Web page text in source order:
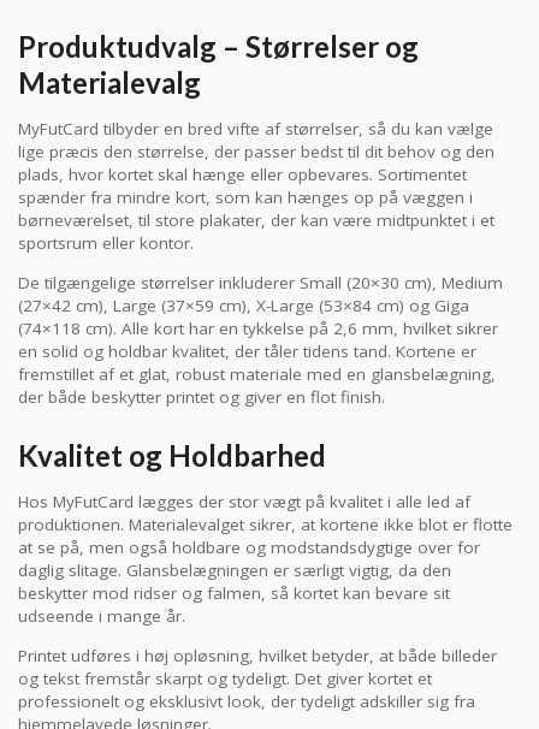
Produktudvalg – Størrelser og
Materialevalg
MyFutCard tilbyder en bred vifte af størrelser, så du kan vælge
lige præcis den størrelse, der passer bedst til dit behov og den
plads, hvor kortet skal hænge eller opbevares. Sortimentet
spænder fra mindre kort, som kan hænges op på væggen i
børneværelset, til store plakater, der kan være midtpunktet i et
sportsrum eller kontor.
De tilgængelige størrelser inkluderer Small (20×30 cm), Medium
(27×42 cm), Large (37×59 cm), X-Large (53×84 cm) og Giga
(74×118 cm). Alle kort har en tykkelse på 2,6 mm, hvilket sikrer
en solid og holdbar kvalitet, der tåler tidens tand. Kortene er
fremstillet af et glat, robust materiale med en glansbelægning,
der både beskytter printet og giver en flot finish.
Kvalitet og Holdbarhed
Hos MyFutCard lægges der stor vægt på kvalitet i alle led af
produktionen. Materialevalget sikrer, at kortene ikke blot er flotte
at se på, men også holdbare og modstandsdygtige over for
daglig slitage. Glansbelægningen er særligt vigtig, da den
beskytter mod ridser og falmen, så kortet kan bevare sit
udseende i mange år.
Printet udføres i høj opløsning, hvilket betyder, at både billeder
og tekst fremstår skarpt og tydeligt. Det giver kortet et
professionelt og eksklusivt look, der tydeligt adskiller sig fra
hjemmelavede løsninger.